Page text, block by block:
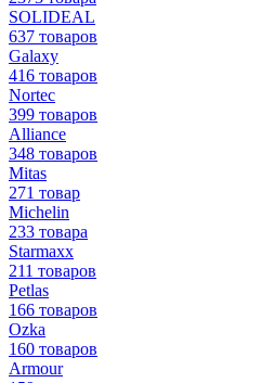
SOLIDEAL
637 товаров
Galaxy
416 товаров
Nortec
399 товаров
Alliance
348 товаров
Mitas
271 товар
Michelin
233 товара
Starmaxx
211 товаров
Petlas
166 товаров
Ozka
160 товаров
Armour